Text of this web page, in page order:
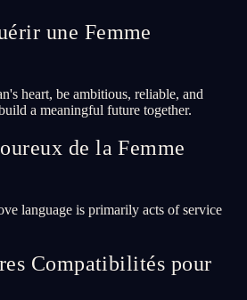
une Femme
heart, be ambitious, reliable, and
a meaningful future together.
de la Femme
language is primarily acts of service
Compatibilités pour